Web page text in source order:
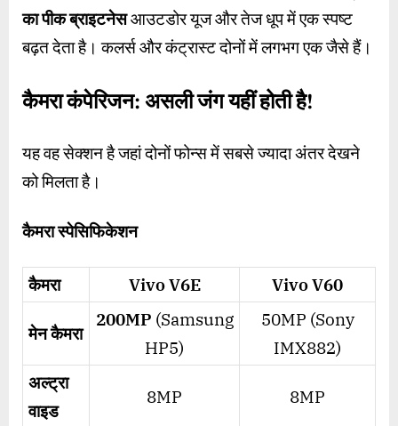
का पीक ब्राइटनेसआउटडोर यूज और तेज धूप में एक स्पष्ट
बढ़त देता है। कलर्स और कंट्रास्ट दोनों में लगभग एक जैसे हैं।
कैमरा कंपेरिजन: असली जंग यहीं होती है!
यह वह सेक्शन है जहां दोनों फोन्स में सबसे ज्यादा अंतर देखने
को मिलता है।
कैमरा स्पेसिफिकेशन
कैमरा Vivo V6E Vivo V60
मेन कैमरा
200MP (Samsung
HP5)
50MP (Sony
IMX882)
अल्ट्रा
वाइड
8MP 8MP